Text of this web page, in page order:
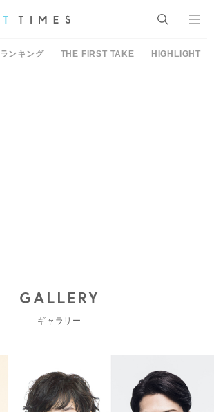
ランキング THE FIRST TAKE HIGHLIGHT
GALLERY
ギャラリー